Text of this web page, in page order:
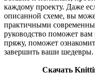
каждому проекту. Даже
описанной схеме, вы
практичными
руководство поможет
пряжу, поможет
завершить ваши шедевры.
Скачать